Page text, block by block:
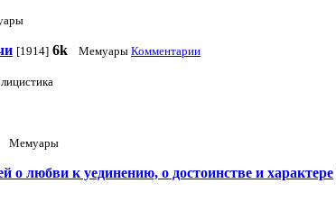
[1914] 6k Мемуары Комментарии
Мемуары
о любви к уединению, о достоинстве и характере